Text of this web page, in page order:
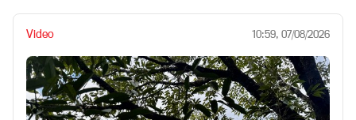
Video 10:59, 07/08/2026